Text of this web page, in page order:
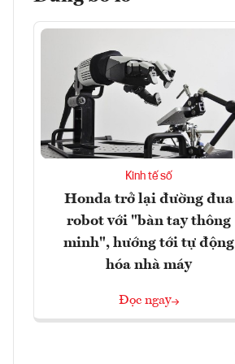
Kinh tế số
Honda trở lại đường đua
robot với "bàn tay thông
minh", hướng tới tự động
hóa nhà máy
Đọc ngay